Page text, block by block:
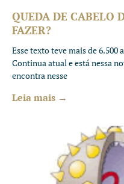
QUEDA DE CABELO
FAZER?
Esse texto teve mais de 6.500
Continua atual e está nessa
encontra nesse
Leia mais →